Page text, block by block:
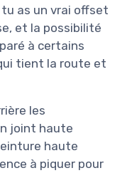
as un vrai offset
et la possibilité
à certains
tient la route et
les
joint haute
haute
à piquer pour